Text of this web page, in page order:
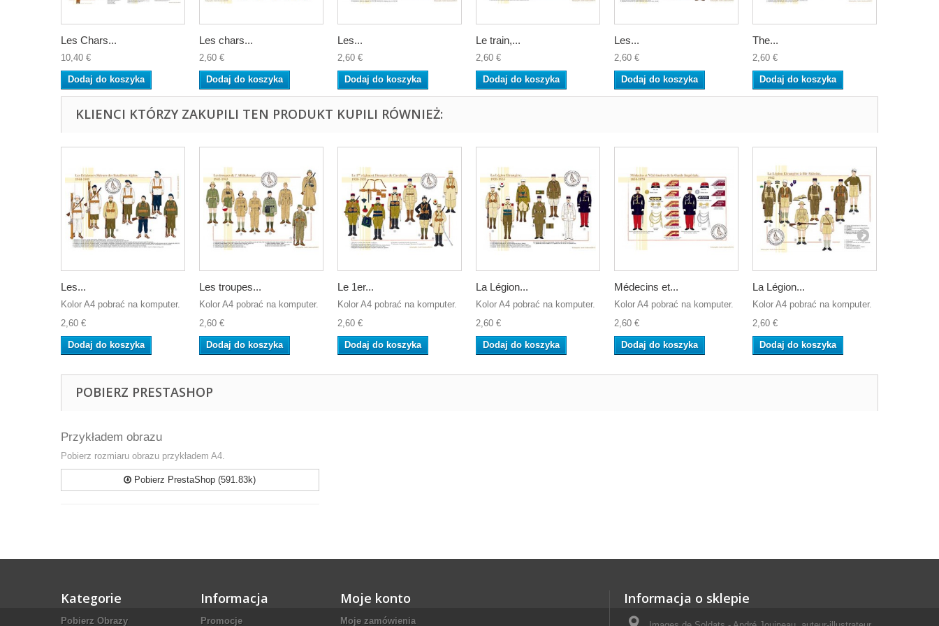
Les Chars...
10,40 €
Dodaj do koszyka
Les chars...
2,60 €
Dodaj do koszyka
Les...
2,60 €
Dodaj do koszyka
Le train,...
2,60 €
Dodaj do koszyka
Les...
2,60 €
Dodaj do koszyka
The...
2,60 €
Dodaj do koszyka
KLIENCI KTÓRZY ZAKUPILI TEN PRODUKT KUPILI RÓWNIEŻ:
Les...
Kolor A4 pobrać na komputer.
2,60 €
Dodaj do koszyka
Les troupes...
Kolor A4 pobrać na komputer.
2,60 €
Dodaj do koszyka
Le 1er...
Kolor A4 pobrać na komputer.
2,60 €
Dodaj do koszyka
La Légion...
Kolor A4 pobrać na komputer.
2,60 €
Dodaj do koszyka
Médecins et...
Kolor A4 pobrać na komputer.
2,60 €
Dodaj do koszyka
La Légion...
Kolor A4 pobrać na komputer.
2,60 €
Dodaj do koszyka
POBIERZ PRESTASHOP
Przykładem obrazu
Pobierz rozmiaru obrazu przykładem A4.
Pobierz PrestaShop (591.83k)
Kategorie
Pobierz Obrazy
Informacja
Promocje
Moje konto
Moje zamówienia
Informacja o sklepie